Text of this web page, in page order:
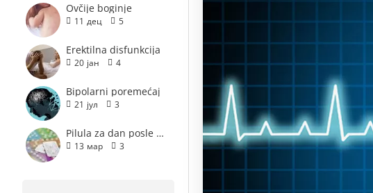
Ovčije boginje
11 дец 5
Erektilna disfunkcija
20 јан 4
Bipolarni poremećaj
21 јул 3
Pilula za dan posle - hitna kontracepcija
13 мар 3